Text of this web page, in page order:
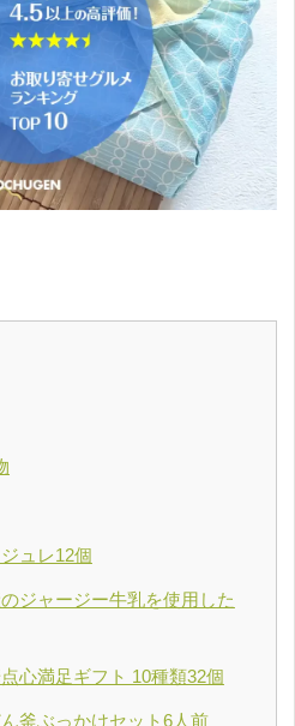
ュレ12個
ジャージー牛乳を使用した
心満足ギフト 10種類32個
釜ぶっかけセット6人前